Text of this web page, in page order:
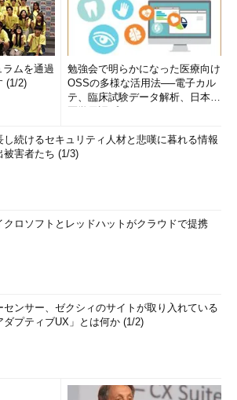
ラムを通過
(1/2)
勉強会で明らかになった医療向け
OSSの多様な活用法──電子カル
テ、臨床試験データ解析、日本語
し続けるセキュリティ人材と悲嘆に暮れる情報
被害者たち (1/3)
クロソフトとレッドハットがクラウドで提携
センサー、ゼクシィのサイトが取り入れている
ダプティブUX」とは何か (1/2)